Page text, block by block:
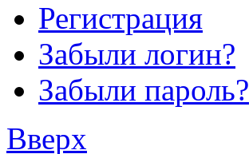
Регистрация
Забыли логин?
Забыли пароль?
Вверх